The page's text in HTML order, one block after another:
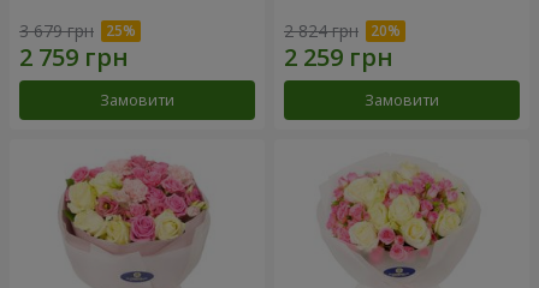
3 679 грн
Замовити
2 824 грн
Замовити